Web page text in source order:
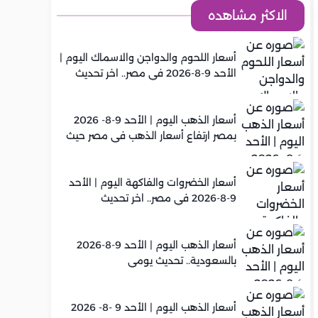
الاكثر مشاهده
أسعار اللحوم والدواجن والاسماك اليوم |
الأحد 9-8-2026 في مصر.. اخر تحديث
أسعار الذهب اليوم | الأحد 9-8- 2026
بمصر ارتفاع أسعار الذهب في مصر حيث
أسعار الخضروات والفاكهة اليوم | الأحد
9-8-2026 في مصر.. اخر تحديث
أسعار الذهب اليوم | الأحد 9-8-2026
بالسعودية.. تحديث يومي
أسعار الذهب اليوم | الأحد 9 -8- 2026